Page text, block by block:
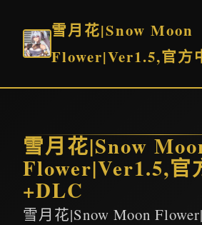
雪月花|Snow Moon
Flower|Ver1.5,官方
雪月花|Snow
Flower|Ver1.5,官
+DLC
雪月花|Snow Moon